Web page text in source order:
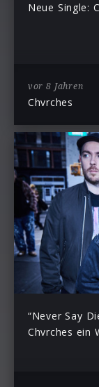
Neue Single:
vor 8 Jahren
Chvrches
“Never Say
Chvrches ein